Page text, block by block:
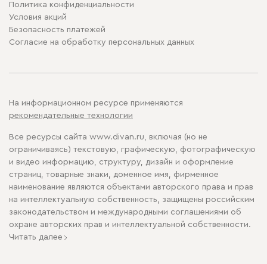
Политика конфиденциальности
Условия акций
Безопасность платежей
Cогласие на обработку персональных данных
На информационном ресурсе применяются
рекомендательные технологии
Все ресурсы сайта www.divan.ru, включая (но не
ограничиваясь) текстовую, графическую, фотографическую
и видео информацию, структуру, дизайн и оформление
страниц, товарные знаки, доменное имя, фирменное
наименование являются объектами авторского права и прав
на интеллектуальную собственность, защищены российским
законодательством и международными соглашениями об
охране авторских прав и интеллектуальной собственности.
Читать далее